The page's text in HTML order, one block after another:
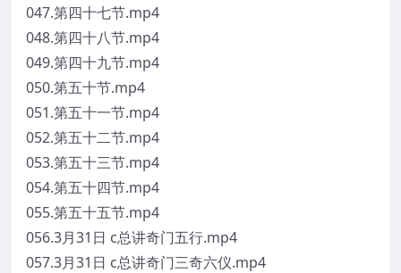
047.第四十七节.mp4
048.第四十八节.mp4
049.第四十九节.mp4
050.第五十节.mp4
051.第五十一节.mp4
052.第五十二节.mp4
053.第五十三节.mp4
054.第五十四节.mp4
055.第五十五节.mp4
056.3月31日 c总讲奇门五行.mp4
057.3月31日 c总讲奇门三奇六仪.mp4